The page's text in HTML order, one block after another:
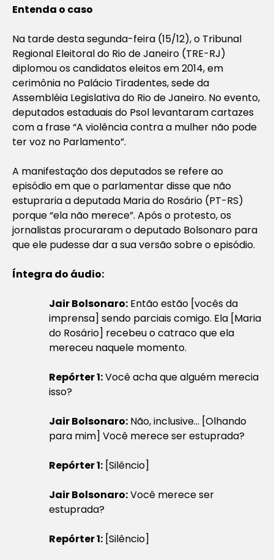
Entenda o caso
Na tarde desta segunda-feira (15/12), o Tribunal
Regional Eleitoral do Rio de Janeiro (TRE-RJ)
diplomou os candidatos eleitos em 2014, em
cerimônia no Palácio Tiradentes, sede da
Assembléia Legislativa do Rio de Janeiro. No evento,
deputados estaduais do Psol levantaram cartazes
com a frase “A violência contra a mulher não pode
ter voz no Parlamento”.
A manifestação dos deputados se refere ao
episódio em que o parlamentar disse que não
estupraria a deputada Maria do Rosário (PT-RS)
porque “ela não merece”. Após o protesto, os
jornalistas procuraram o deputado Bolsonaro para
que ele pudesse dar a sua versão sobre o episódio.
Íntegra do áudio:
Jair Bolsonaro: Então estão [vocês da
imprensa] sendo parciais comigo. Ela [Maria
do Rosário] recebeu o catraco que ela
mereceu naquele momento.
Repórter 1:Você acha que alguém merecia
isso?
Jair Bolsonaro: Não, inclusive… [Olhando
para mim] Você merece ser estuprada?
Repórter 1: [Silêncio]
Jair Bolsonaro:Você merece ser
estuprada?
Repórter 1: [Silêncio]